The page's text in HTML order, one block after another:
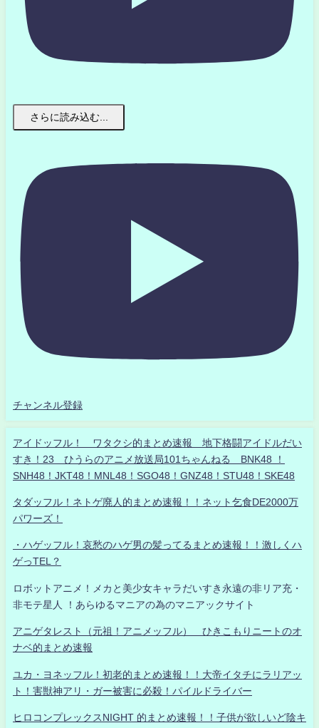
さらに読み込む...
チャンネル登録
アイドッフル！ ワタクシ的まとめ速報 地下格闘アイドルだい
すき！23 ひうらのアニメ放送局101ちゃんねる BNK48 ！
SNH48！JKT48！MNL48！SGO48！GNZ48！STU48！SKE48
タダッフル！ネトゲ廃人的まとめ速報！！ネット乞食DE2000万
パワーズ！
・ハゲッフル！哀愁のハゲ男の髪ってるまとめ速報！！激しくハ
ゲっTEL？
ロボットアニメ！メカと美少女キャラだいすき永遠の非リア充・
非モテ星人 ！あらゆるマニアの為のマニアックサイト
アニゲタレスト（元祖！アニメッフル） ひきこもりニートのオ
ナベ的まとめ速報
ユカ・ヨネッフル！初老的まとめ速報！！大帝イタチにラリアッ
ト！害獣神アリ・ガー被害に必殺！パイルドライバー
ヒロコンプレックスNIGHT 的まとめ速報！！子供が欲しいど陰キ